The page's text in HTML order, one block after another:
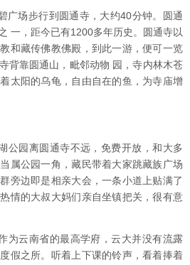
广场步行到圆通寺，大约40分钟。圆通
一，距今已有1200多年历史。圆通寺以
和藏传佛教佛殿，到此一游，便可一览
背靠圆通山，毗邻动物 园，寺内林木苍
太阳的乌龟，自由自在的鱼，为寺庙增
公园离圆通寺不远，免费开放，和大多
属公园一角，藏民带着大家跳藏族广场
旁边即是相亲大会，一条小道上贴满了
情的大叔大妈们亲自坐镇把关，很有意
为云南省的最高学府，云大并没有流露
假之所。听着上下课的铃声，看着捧着